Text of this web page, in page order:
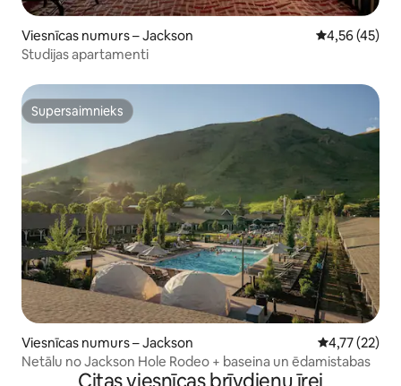
Viesnīcas numurs – Jackson Vidējais
4,56 (45)
Studijas apartamenti
Supersaimnieks
Supersaimnieks
Viesnīcas numurs – Jackson Vidējais
4,77 (22)
Netālu no Jackson Hole Rodeo + baseina un ēdamistabas
Citas viesnīcas brīvdienu īrei